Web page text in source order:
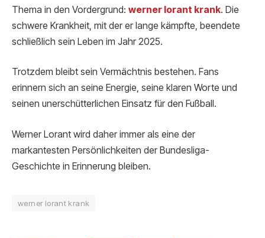
Thema in den Vordergrund: werner lorant krank. Die
schwere Krankheit, mit der er lange kämpfte, beendete
schließlich sein Leben im Jahr 2025.
Trotzdem bleibt sein Vermächtnis bestehen. Fans
erinnern sich an seine Energie, seine klaren Worte und
seinen unerschütterlichen Einsatz für den Fußball.
Werner Lorant wird daher immer als eine der
markantesten Persönlichkeiten der Bundesliga-
Geschichte in Erinnerung bleiben.
werner lorant krank